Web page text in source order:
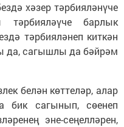
хәзер тәрбияләнүче
барлык
тәрбияләнеп киткән
да, сагышлы да бәйрәм
белән көттеләр, алар
бик сагынып, сөенеп
эне-сеңелләрен,